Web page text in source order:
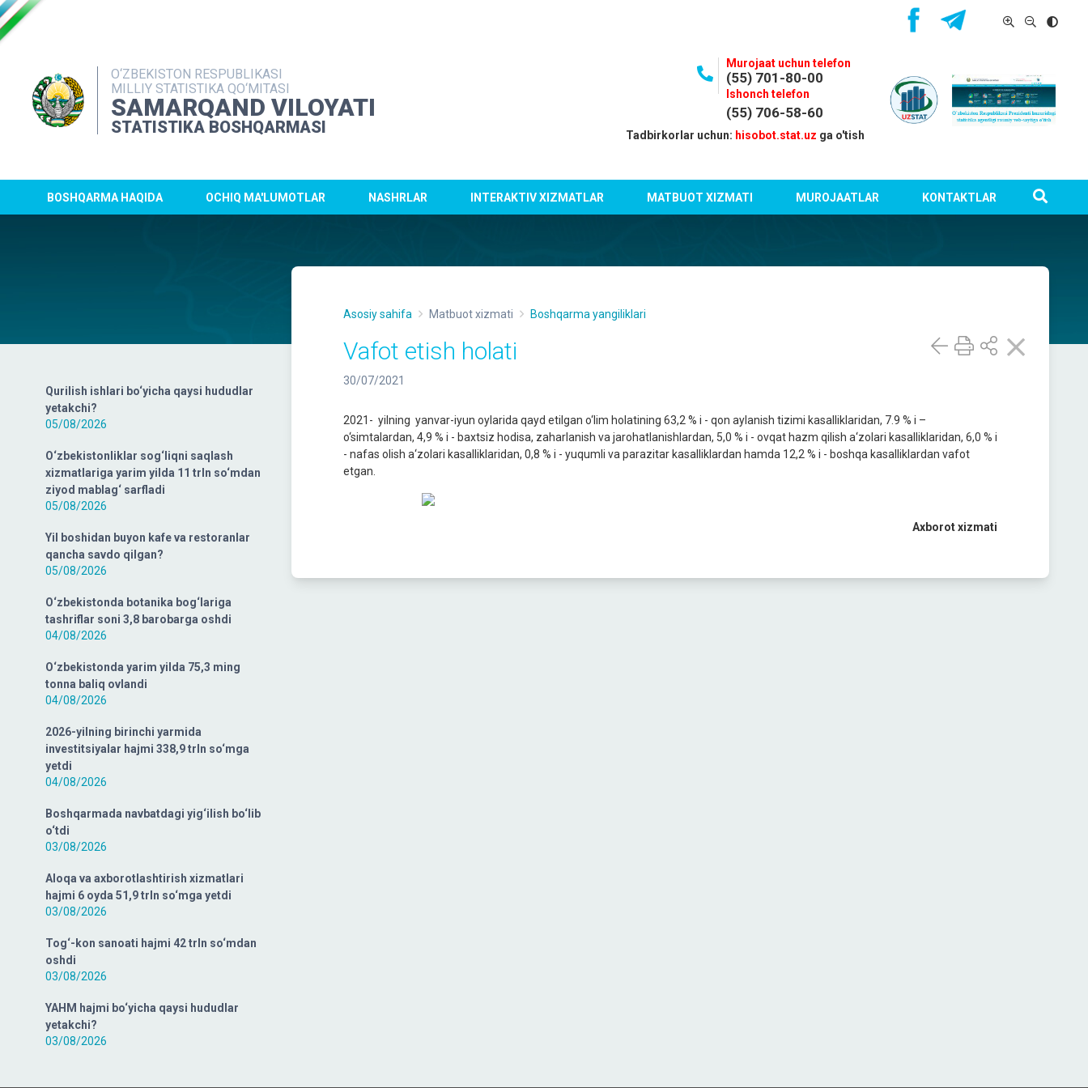
O‘ZBEKISTON RESPUBLIKASI
MILLIY STATISTIKA QO‘MITASI
SAMARQAND VILOYATI
STATISTIKA BOSHQARMASI
Murojaat uchun telefon
(55) 701-80-00
Ishonch telefon
(55) 706-58-60
Tadbirkorlar uchun: hisobot.stat.uz ga o'tish
BOSHQARMA HAQIDA OCHIQ MA'LUMOTLAR NASHRLAR INTERAKTIV XIZMATLAR MATBUOT XIZMATI MUROJAATLAR KONTAKTLAR
Qurilish ishlari bo‘yicha qaysi hududlar
yetakchi?
05/08/2026
O‘zbekistonliklar sog‘liqni saqlash
xizmatlariga yarim yilda 11 trln so‘mdan
ziyod mablag‘ sarfladi
05/08/2026
Yil boshidan buyon kafe va restoranlar
qancha savdo qilgan?
05/08/2026
O‘zbekistonda botanika bog‘lariga
tashriflar soni 3,8 barobarga oshdi
04/08/2026
O‘zbekistonda yarim yilda 75,3 ming
tonna baliq ovlandi
04/08/2026
2026-yilning birinchi yarmida
investitsiyalar hajmi 338,9 trln so‘mga
yetdi
04/08/2026
Boshqarmada navbatdagi yig‘ilish bo‘lib
o‘tdi
03/08/2026
Aloqa va axborotlashtirish xizmatlari
hajmi 6 oyda 51,9 trln so‘mga yetdi
03/08/2026
Tog‘-kon sanoati hajmi 42 trln so‘mdan
oshdi
03/08/2026
YAHM hajmi bo‘yicha qaysi hududlar
yetakchi?
03/08/2026
Asosiy sahifa Matbuot xizmati Boshqarma yangiliklari
Vafot etish holati
30/07/2021
2021- yilning yanvar-iyun oylarida qayd etilgan o‘lim holatining 63,2 % i - qon aylanish tizimi kasalliklaridan, 7.9 % i –
o‘simtalardan, 4,9 % i - baxtsiz hodisa, zaharlanish va jarohatlanishlardan, 5,0 % i - ovqat hazm qilish a‘zolari kasalliklaridan, 6,0 % i
- nafas olish a‘zolari kasalliklaridan, 0,8 % i - yuqumli va parazitar kasalliklardan hamda 12,2 % i - boshqa kasalliklardan vafot
etgan.
Axborot xizmati